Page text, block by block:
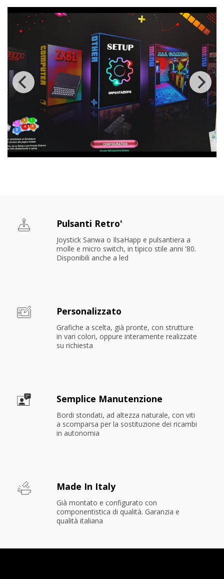
Pulsanti Retro'
Joystick Sanwa o IlsaHapp e pulsantiera a
molle e micro switch, in tipico stile anni '80.
Disponibili anche a led
Personalizzato
Grafiche a scelta, già pronte, con strutture
in vari colori, oppure interamente realizzate
su richiesta
Semplice Manutenzione
Bordi stondati, ad altezza naturale, con viti
a scomparsa per la sostituzione dei ricambi
in autonomia
Made In Italy
Già montato e configurato con
componentistica di qualità. Garanzia e
qualità italiana